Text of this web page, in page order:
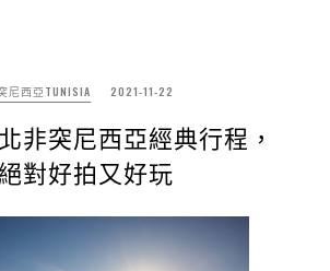
尼西亞TUNISIA 2021-11-22
非突尼西亞經典行程，
絕對好拍又好玩